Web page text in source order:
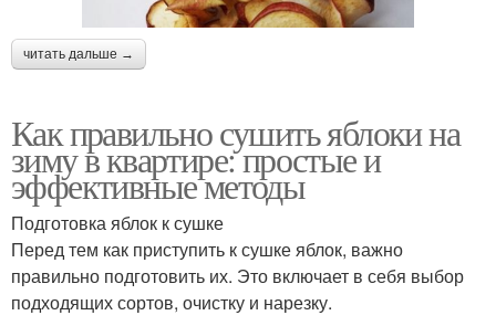
читать дальше →
Как правильно сушить яблоки на
зиму в квартире: простые и
эффективные методы
Подготовка яблок к сушке
Перед тем как приступить к сушке яблок, важно
правильно подготовить их. Это включает в себя выбор
подходящих сортов, очистку и нарезку.